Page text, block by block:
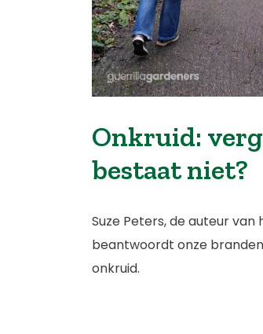
Onkruid:
bestaat niet?
Suze Peters, de auteur
beantwoordt onze brandende vragen over
onkruid.